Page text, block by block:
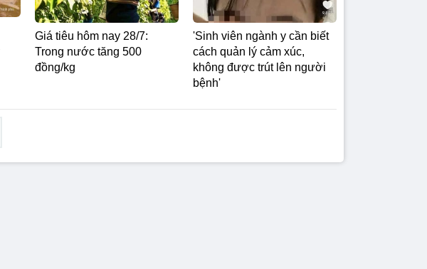
Giá tiêu hôm nay 28/7:
Trong nước tăng 500
đồng/kg
'Sinh viên ngành y cần biết
cách quản lý cảm xúc,
không được trút lên người
bệnh'